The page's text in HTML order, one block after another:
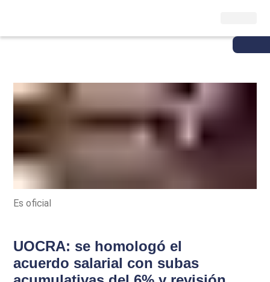
Es oficial
UOCRA: se homologó el
acuerdo salarial con subas